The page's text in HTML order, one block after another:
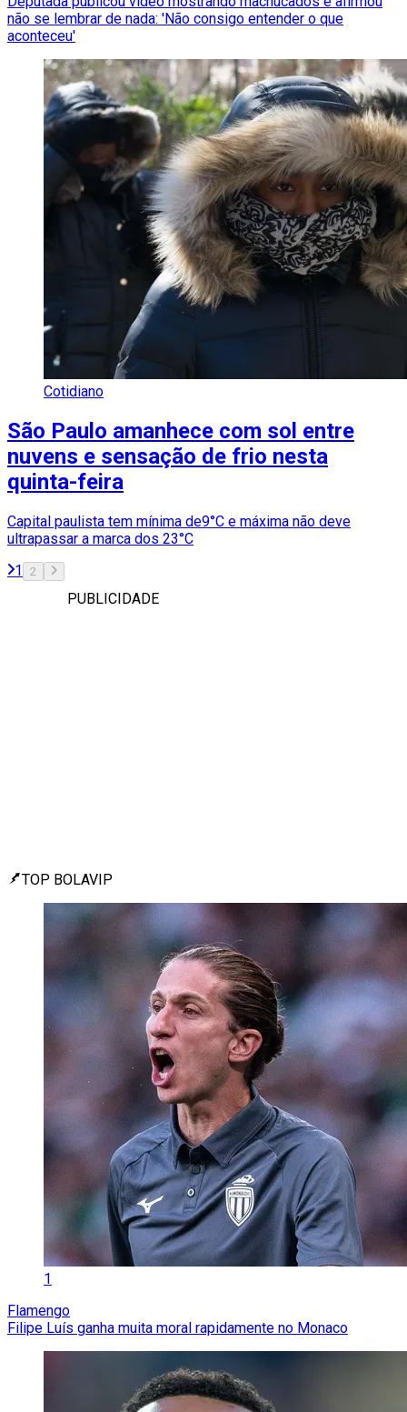
não se lembrar de nada: 'Não consigo entender o que
aconteceu'
Cotidiano
São Paulo amanhece com sol entre
nuvens e sensação de frio nesta
quinta-feira
Capital paulista tem mínima de9°C e máxima não deve
ultrapassar a marca dos 23°C
1
2
PUBLICIDADE
TOP BOLAVIP
1
Flamengo
Filipe Luís ganha muita moral rapidamente no Monaco